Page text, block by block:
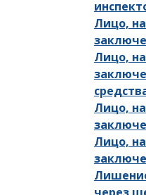
Лицо,
Лицо,
Лицо,
Лицо,